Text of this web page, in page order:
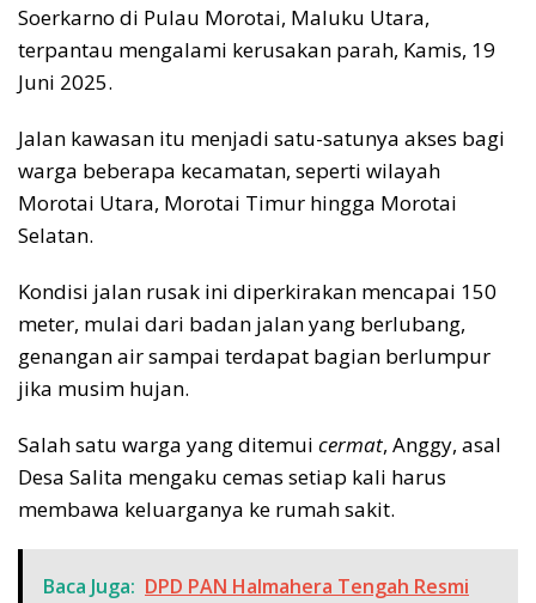
Soerkarno di Pulau Morotai, Maluku Utara,
terpantau mengalami kerusakan parah, Kamis, 19
Juni 2025.
Jalan kawasan itu menjadi satu-satunya akses bagi
warga beberapa kecamatan, seperti wilayah
Morotai Utara, Morotai Timur hingga Morotai
Selatan.
Kondisi jalan rusak ini diperkirakan mencapai 150
meter, mulai dari badan jalan yang berlubang,
genangan air sampai terdapat bagian berlumpur
jika musim hujan.
Salah satu warga yang ditemui cermat, Anggy, asal
Desa Salita mengaku cemas setiap kali harus
membawa keluarganya ke rumah sakit.
Baca Juga: DPD PAN Halmahera Tengah Resmi